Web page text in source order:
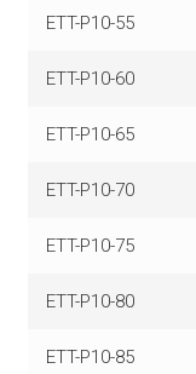
ETT-P10-55
ETT-P10-60
ETT-P10-65
ETT-P10-70
ETT-P10-75
ETT-P10-80
ETT-P10-85